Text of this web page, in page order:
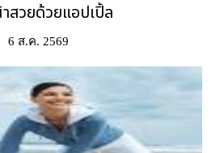
สวยด้วยแอปเปิ้ล
6 ส.ค. 2569